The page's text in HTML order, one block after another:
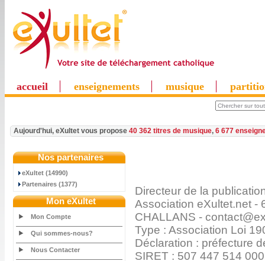
accueil enseignements musique
Aujourd'hui, eXultet vous propose 40 362 titres de musique, 6 677
Nos partenaires
eXultet (14990)
Partenaires (1377)
Mon eXultet
Mon Compte
Qui sommes-nous?
Nous Contacter
Directeur de la
Association eXultet.net -
CHALLANS -
Type : Association Loi
Déclaration : préfecture
SIRET : 507 447 514